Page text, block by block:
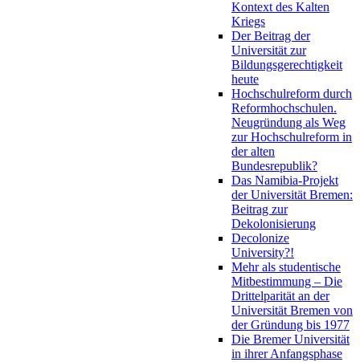
Kontext des Kalten
Kriegs
Der Beitrag der
Universität zur
Bildungsgerechtigkeit
heute
Hochschulreform durch
Reformhochschulen.
Neugründung als Weg
zur Hochschulreform in
der alten
Bundesrepublik?
Das Namibia-Projekt
der Universität Bremen:
Beitrag zur
Dekolonisierung
Decolonize
University?!
Mehr als studentische
Mitbestimmung – Die
Drittelparität an der
Universität Bremen von
der Gründung bis 1977
Die Bremer Universität
in ihrer Anfangsphase